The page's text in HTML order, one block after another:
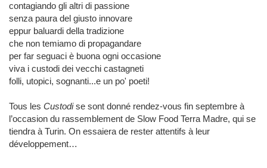
contagiando gli altri di passione
senza paura del giusto innovare
eppur baluardi della tradizione
che non temiamo di propagandare
per far seguaci è buona ogni occasione
viva i custodi dei vecchi castagneti
folli, utopici, sognanti...e un po' poeti!
Tous les Custodise sont donné rendez-vous fin septembre à
l’occasion du rassemblement de Slow Food Terra Madre, qui se
tiendra à Turin. On essaiera de rester attentifs à leur
développement…